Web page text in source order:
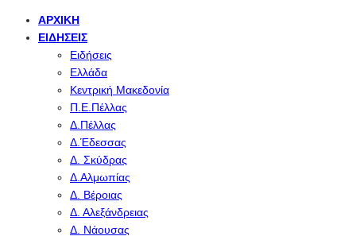
ΑΡΧΙΚΉ
ΕΙΔΉΣΕΙΣ
Ειδήσεις
Ελλάδα
Κεντρική Μακεδονία
Π.Ε.Πέλλας
Δ.Πέλλας
Δ.Έδεσσας
Δ. Σκύδρας
Δ.Αλμωπίας
Δ. Βέροιας
Δ. Αλεξάνδρειας
Δ. Νάουσας